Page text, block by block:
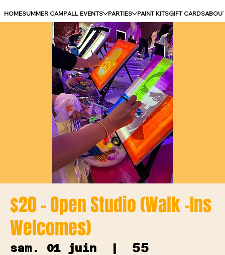
HOMESUMMER CAMPALL EVENTS PARTIES PAINT KITSGIFT CARDS
$20 - Open Studio (Walk -Ins
Welcomes)
sam. 01 juin
  |
55